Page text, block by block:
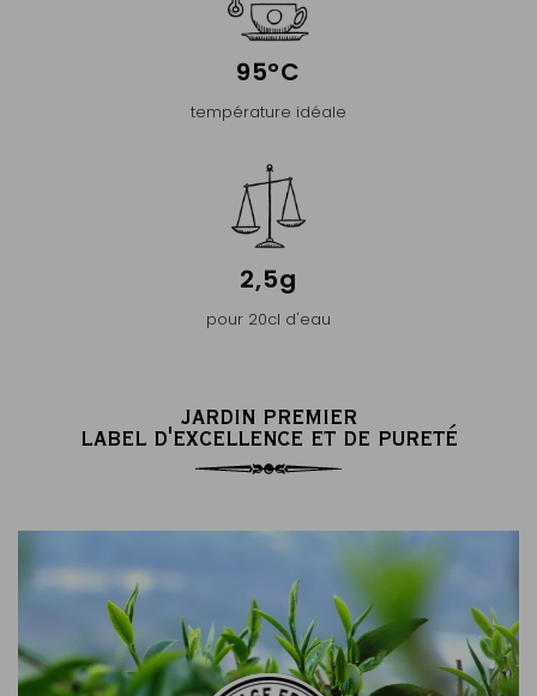
95°C
température idéale
2,5g
pour 20cl d'eau
JARDIN PREMIER
LABEL D'EXCELLENCE ET DE PURETÉ